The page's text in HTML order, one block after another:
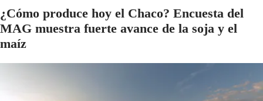
¿Cómo produce hoy el Chaco? Encuesta del
MAG muestra fuerte avance de la soja y el
maíz